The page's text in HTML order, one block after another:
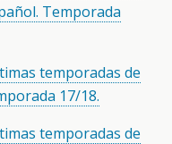
Temporada
temporadas de
17/18.
temporadas de